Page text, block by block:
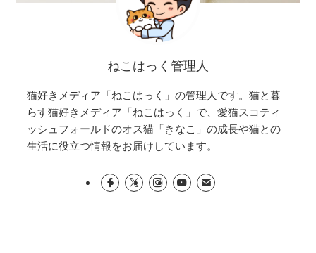
ねこはっく管理人
猫好きメディア「ねこはっく」の管理人です。猫と暮
らす猫好きメディア「ねこはっく」で、愛猫スコティ
ッシュフォールドのオス猫「きなこ」の成長や猫との
生活に役立つ情報をお届けしています。